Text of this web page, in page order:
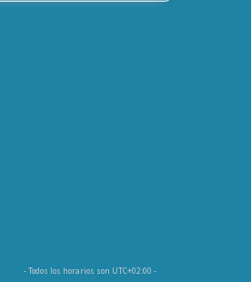
- Todos los horarios son UTC+02:00 -